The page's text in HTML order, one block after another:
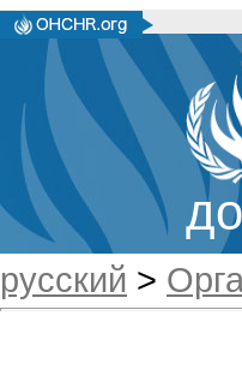
русский >